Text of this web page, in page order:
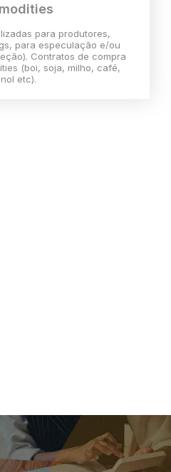
para produtores,
para especulação e/ou
Contratos de compra
(boi, soja, milho, café,
etc).